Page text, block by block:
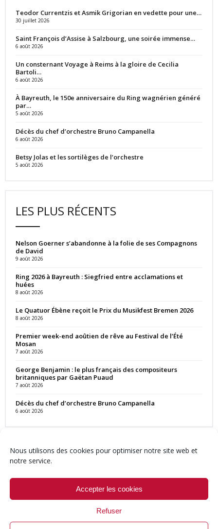
Nous utilisons des cookies pour optimiser notre site web et
notre service.
Accepter les cookies
Refuser
Teodor Currentzis et Asmik Grigorian en vedette pour une…
30 juillet 2026
Saint François d’Assise à Salzbourg, une soirée immense…
6 août 2026
Un consternant Voyage à Reims à la gloire de Cecilia
Bartoli…
6 août 2026
À Bayreuth, le 150e anniversaire du Ring wagnérien généré
par…
5 août 2026
Décès du chef d’orchestre Bruno Campanella
6 août 2026
Betsy Jolas et les sortilèges de l’orchestre
5 août 2026
LES PLUS RÉCENTS
Nelson Goerner s’abandonne à la folie de ses Compagnons
de David
9 août 2026
Ring 2026 à Bayreuth : Siegfried entre acclamations et
huées
8 août 2026
Le Quatuor Ébène reçoit le Prix du Musikfest Bremen 2026
8 août 2026
Premier week-end aoûtien de rêve au Festival de l’Été
Mosan
7 août 2026
George Benjamin : le plus français des compositeurs
britanniques par Gaëtan Puaud
7 août 2026
Décès du chef d’orchestre Bruno Campanella
6 août 2026